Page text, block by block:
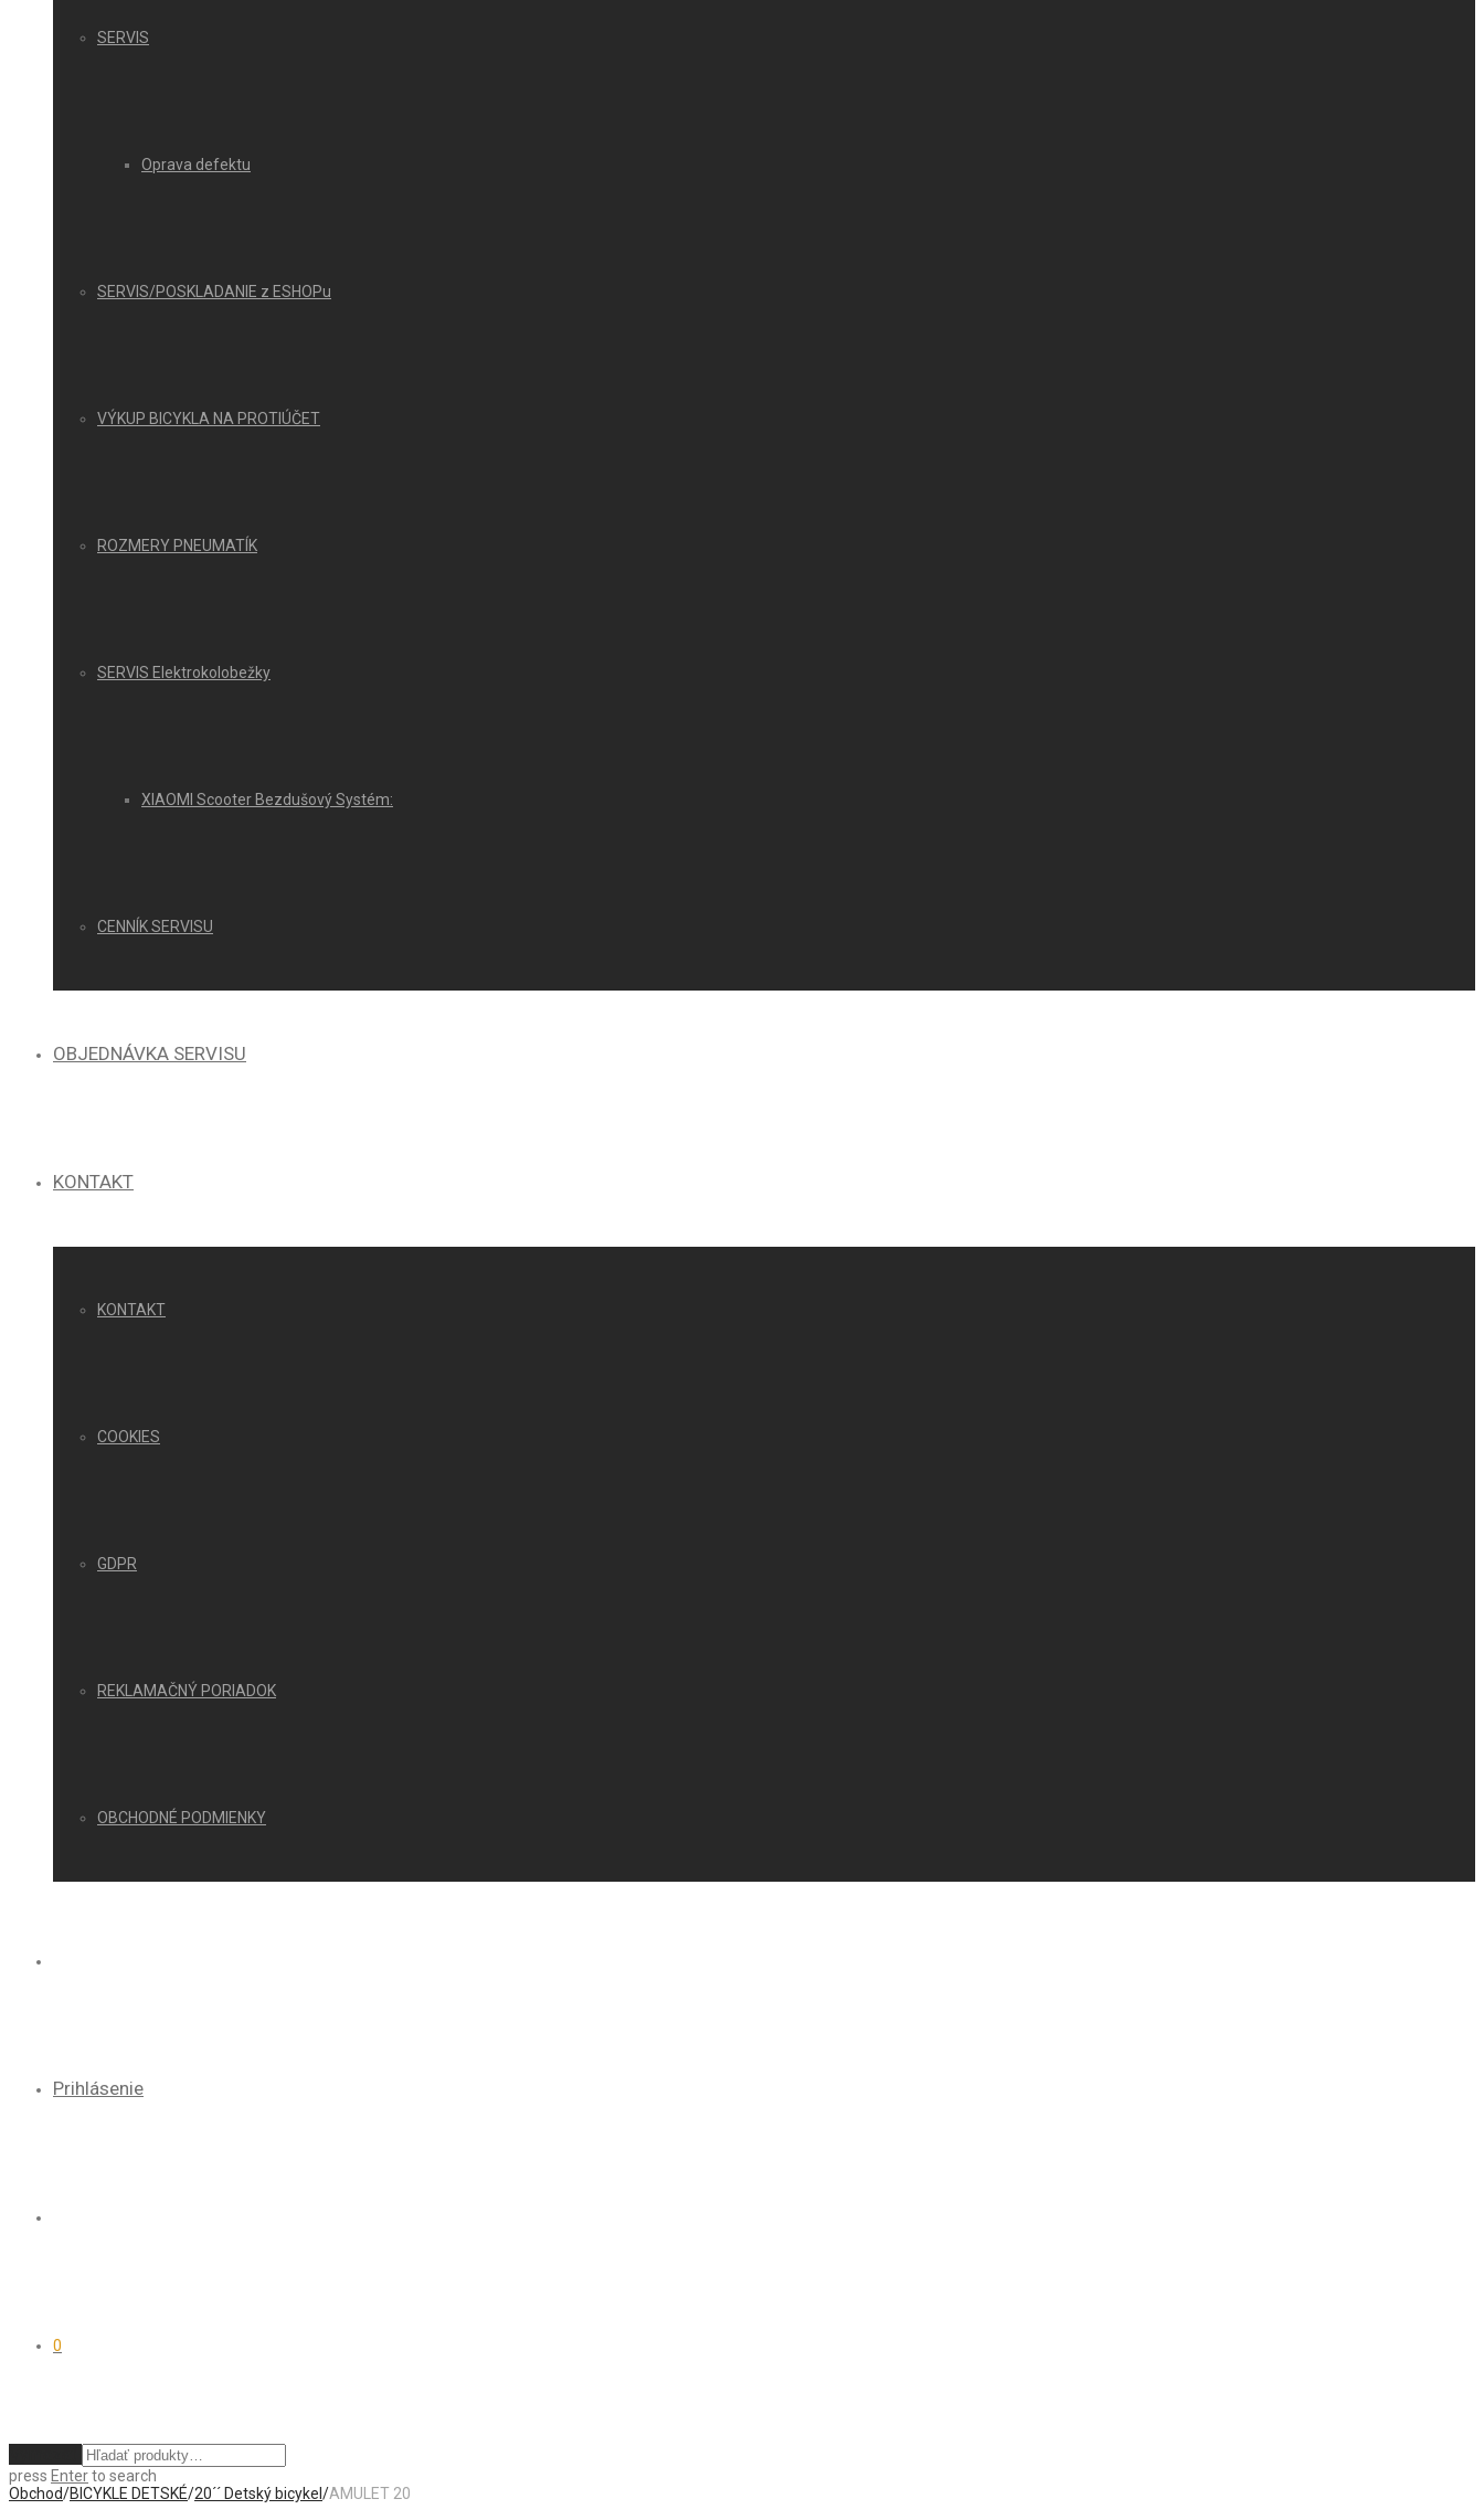
SERVIS
Oprava defektu
SERVIS/POSKLADANIE z ESHOPu
VÝKUP BICYKLA NA PROTIÚČET
ROZMERY PNEUMATÍK
SERVIS Elektrokolobežky
XIAOMI Scooter Bezdušový Systém:
CENNÍK SERVISU
OBJEDNÁVKA SERVISU
KONTAKT
KONTAKT
COOKIES
GDPR
REKLAMAČNÝ PORIADOK
OBCHODNÉ PODMIENKY
Prihlásenie
0
press Enterto search
Obchod/BICYKLE DETSKÉ/20´´ Detský bicykel /AMULET 20